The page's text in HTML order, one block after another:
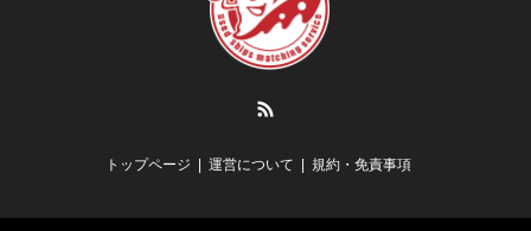
トップページ 運営について 規約・免責事項